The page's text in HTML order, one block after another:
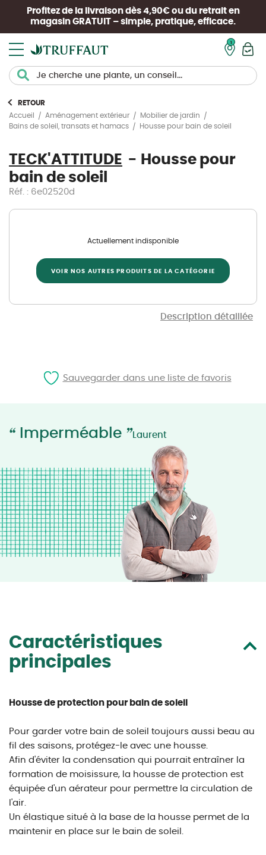
Profitez de la livraison dès 4,90€ ou du retrait en
magasin GRATUIT – simple, pratique, efficace.
RETOUR
Accueil
Aménagement extérieur
Mobilier de jardin
Bains de soleil, transats et hamacs
Housse pour bain de soleil
TECK'ATTITUDE
Housse pour
bain de soleil
Réf. : 6e02520d
Description détaillée
Actuellement indisponible
VOIR NOS AUTRES PRODUITS DE LA CATÉGORIE
“ Imperméable ”Laurent
Caractéristiques
principales
Housse de protection pour bain de soleil
Pour garder votre bain de soleil toujours aussi beau au
fil des saisons, protégez-le avec une housse.
Afin d'éviter la condensation qui pourrait entraîner la
formation de moisissure, la housse de protection est
équipée d'un aérateur pour permettre la circulation de
l'air.
Un élastique situé à la base de la housse permet de la
maintenir en place sur le bain de soleil.
Sauvegarder dans une liste de favoris